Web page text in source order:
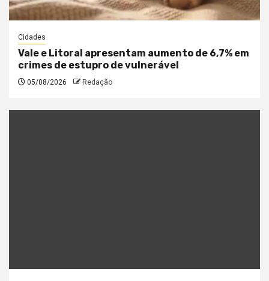
Cidades
Vale e Litoral apresentam aumento de 6,7% em
crimes de estupro de vulnerável
05/08/2026 Redação